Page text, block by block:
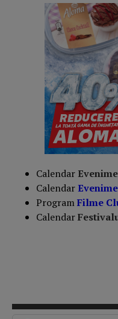
Calendar
Calendar
ProgramFilme
Calendar